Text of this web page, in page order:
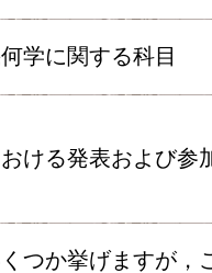
学に関する科目
ける発表および参
つか挙げますが，